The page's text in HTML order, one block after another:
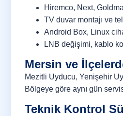
Hiremco, Next,
TV duvar montajı ve
Android Box, Linux
LNB değişimi, kablo
Mersin ve
Mezitli Uyducu, Yenişehir
Bölgeye göre aynı gün
Teknik Kontrol